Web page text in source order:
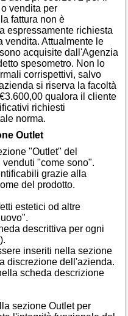
vendita per
fattura non è
espressamente richiesta
vendita. Attualmente le
acquisite dall'Agenzia
spesometro. Non lo
corrispettivi, salvo
si riserva la facoltà
qualora il cliente
richiesti
norma.
Outlet
"Outlet" del
"come sono".
grazie alla
del prodotto.
estetici od altre
descrittiva per ogni
inseriti nella sezione
discrezione dell'azienda.
scheda descrizione
sezione Outlet per